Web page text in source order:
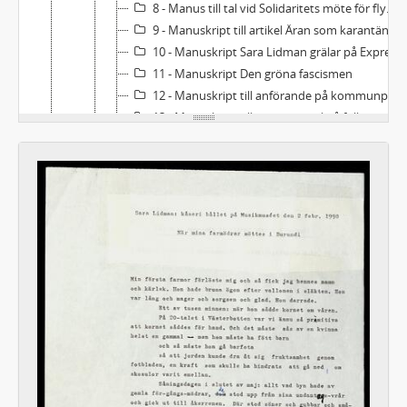
8 - Manus till tal vid Solidaritets möte för flyktingar
9 - Manuskript till artikel Äran som karantän
10 - Manuskript Sara Lidman grälar på Expressen
11 - Manuskript Den gröna fascismen
12 - Manuskript till anförande på kommunplanerarkonferens i Skellefteå. I Norrland hava vi en stor del av Sverige
13 - Manuskript till invigningstal på folkmusikfestivalen i Falun
14 - Manuskript om knätofsen till boken Polska (Folkmusik och dansåret 1990)
15 - Manuskript till inslag i Sommar Ellen
17 - Manuskript till inslag i OBS-kulturkvarten
18 - Masnuskript ang nyutkommen bok av Olof Lagercrantz
21 - Manuskript till artikel Inlägg i serien "Massans kultur får aldrig status"
22 - Manuskript till artikel Är det bara Marx som predikat rättvisa?
23 - Manuskript till artikel (ofullständigt) "Ta tillbaka Kissingers fredspris"
24 - Utkast och manuskript till Öppet brev till Claire Wikholm ang hennes krönika i DN 26/2 1990
25 - Manuskript och utkast till artikel 80 miljarder och 8 därtill
26 - Manuskript till artikel till Ord och bild "Små skolor i små städer"